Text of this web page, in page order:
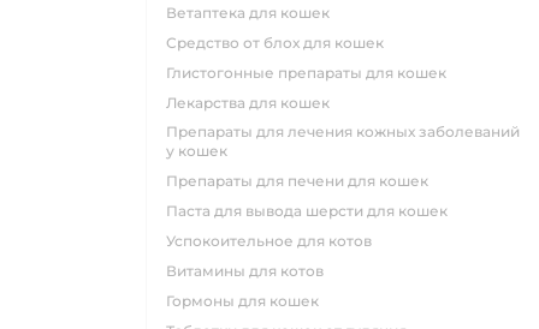
ветаптека для кошек
средство от блох для кошек
глистогонные препараты для кошек
лекарства для кошек
препараты для лечения кожных заболеваний
у кошек
препараты для печени для кошек
паста для вывода шерсти для кошек
успокоительное для котов
витамины для котов
гормоны для кошек